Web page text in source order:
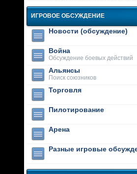
ИГРОВОЕ ОБСУЖДЕНИЕ
Новости (обсуждение)
Война
Обсуждение боевых действий
Альянсы
Поиск союзников
Торговля
Пилотирование
Арена
Разные игровые